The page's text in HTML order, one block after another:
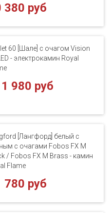
380 руб
60 [Шале] с очагом Vision
- электрокамин Royal
980 руб
[Лангфорд] белый с
с очагами Fobos FX M
/ Fobos FX M Brass - камин
Flame
780 руб